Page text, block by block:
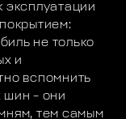
эксплуатации
не только
и
вспомнить
шин – они
тем самым